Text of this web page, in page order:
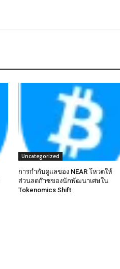
Uncategorized
การกำกับดูแลของ NEAR โหวตให้
ส่วนลดก๊าซของนักพัฒนาเศษใน
Tokenomics Shift